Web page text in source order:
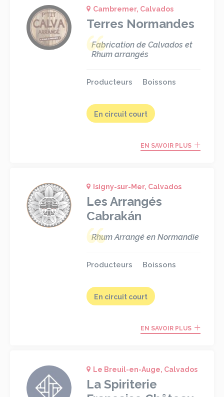
Cambremer, Calvados
Terres Normandes
Fabrication de Calvados et
Rhum arrangés
Producteurs Boissons
En circuit court
EN SAVOIR PLUS
Isigny-sur-Mer, Calvados
Les Arrangés
Cabrakán
Rhum Arrangé en Normandie
Producteurs Boissons
En circuit court
EN SAVOIR PLUS
Le Breuil-en-Auge, Calvados
La Spiriterie